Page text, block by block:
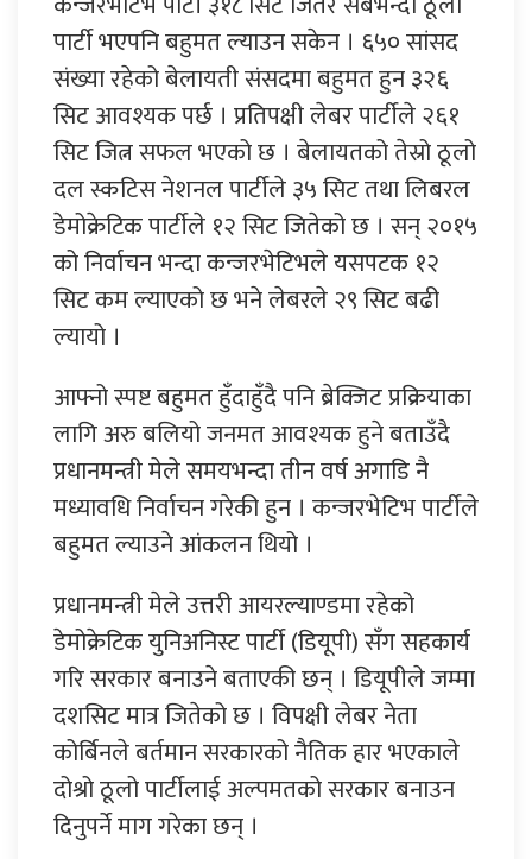
पार्टी भएपनि बहुमत ल्याउन सकेन । ६५० सांसद
संख्या रहेको बेलायती संसदमा बहुमत हुन ३२६
सिट आवश्यक पर्छ । प्रतिपक्षी लेबर पार्टीले २६१
सिट जित्न सफल भएको छ । बेलायतको तेस्रो ठूलो
दल स्कटिस नेशनल पार्टीले ३५ सिट तथा लिबरल
डेमोक्रेटिक पार्टीले १२ सिट जितेको छ । सन् २०१५
को निर्वाचन भन्दा कन्जरभेटिभले यसपटक १२
सिट कम ल्याएको छ भने लेबरले २९ सिट बढी
ल्यायो ।
आफ्नो स्पष्ट बहुमत हुँदाहुँदै पनि ब्रेक्जिट प्रक्रियाका
लागि अरु बलियो जनमत आवश्यक हुने बताउँदै
प्रधानमन्त्री मेले समयभन्दा तीन वर्ष अगाडि नै
मध्यावधि निर्वाचन गरेकी हुन । कन्जरभेटिभ पार्टीले
बहुमत ल्याउने आंकलन थियो ।
प्रधानमन्त्री मेले उत्तरी आयरल्याण्डमा रहेको
डेमोक्रेटिक युनिअनिस्ट पार्टी (डियूपी) सँग सहकार्य
गरि सरकार बनाउने बताएकी छन् । डियूपीले जम्मा
दशसिट मात्र जितेको छ । विपक्षी लेबर नेता
कोर्बिनले बर्तमान सरकारको नैतिक हार भएकाले
दोश्रो ठूलो पार्टीलाई अल्पमतको सरकार बनाउन
दिनुपर्ने माग गरेका छन् ।